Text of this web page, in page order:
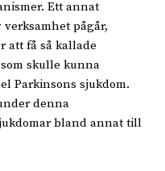
Ett annat
pågår,
att få så kallade
skulle kunna
Parkinsons sjukdom.
denna
bland annat till